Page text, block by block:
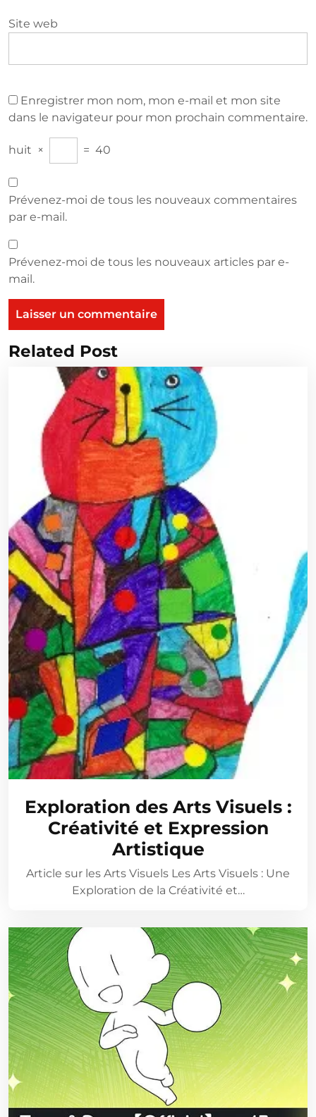
Site web
Enregistrer mon nom, mon e-mail et mon site
dans le navigateur pour mon prochain commentaire.
huit × = 40
Prévenez-moi de tous les nouveaux commentaires
par e-mail.
Prévenez-moi de tous les nouveaux articles par e-
mail.
Related Post
Exploration des Arts Visuels :
Créativité et Expression
Artistique
Article sur les Arts Visuels Les Arts Visuels : Une
Exploration de la Créativité et…